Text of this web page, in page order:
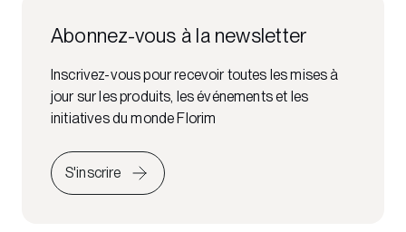
Abonnez-vous à la newsletter
Inscrivez-vous pour recevoir toutes les mises à
jour sur les produits, les événements et les
initiatives du monde Florim
S'inscrire